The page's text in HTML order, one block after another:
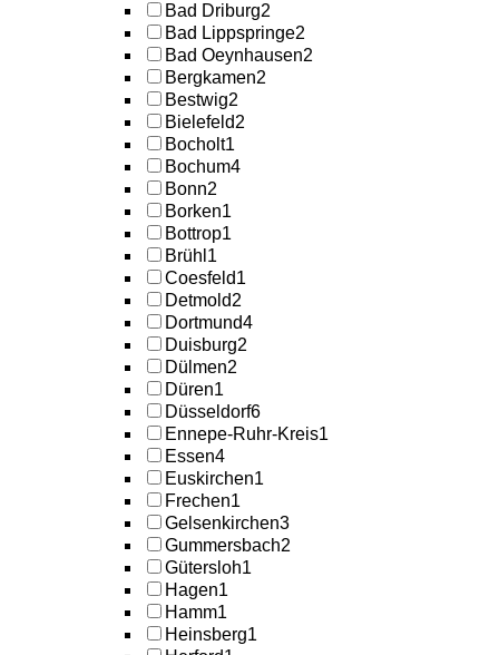
Bad Driburg2
Bad Lippspringe2
Bad Oeynhausen2
Bergkamen2
Bestwig2
Bielefeld2
Bocholt1
Bochum4
Bonn2
Borken1
Bottrop1
Brühl 1
Coesfeld1
Detmold2
Dortmund4
Duisburg2
Dülmen2
Düren1
Düsseldorf6
Ennepe-Ruhr-Kreis1
Essen4
Euskirchen1
Frechen1
Gelsenkirchen3
Gummersbach2
Gütersloh1
Hagen1
Hamm1
Heinsberg1